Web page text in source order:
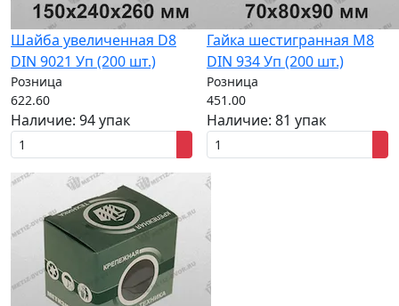
Шайба увеличенная D8
DIN 9021 Уп (200 шт.)
Розница
622.60
Наличие: 94 упак
Гайка шестигранная M8
DIN 934 Уп (200 шт.)
Розница
451.00
Наличие: 81 упак